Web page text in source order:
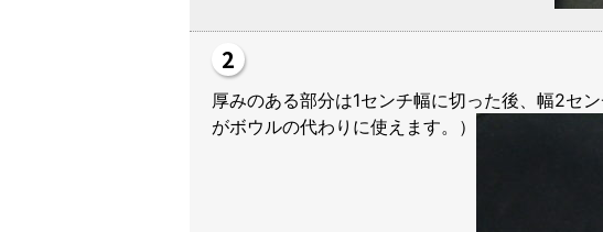
厚みのある部分は1センチ幅に切った後、幅2セ
がボウルの代わりに使えます。）